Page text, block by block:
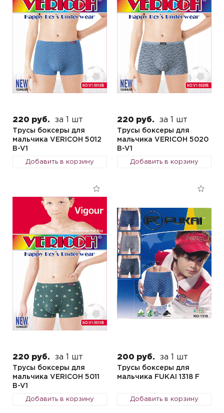
220 руб. за 1 шт
Трусы боксеры для
мальчика VERICOH 5012
B-V1
Добавить в корзину
220 руб. за 1 шт
Трусы боксеры для
мальчика VERICOH 5020
B-V1
Добавить в корзину
220 руб. за 1 шт
Трусы боксеры для
мальчика VERICOH 5011
B-V1
Добавить в корзину
200 руб. за 1 шт
Трусы боксеры для
мальчика FUKAI 1318 F
Добавить в корзину